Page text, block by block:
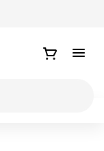
Ostukorv